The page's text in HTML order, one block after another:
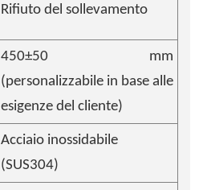
Rifiuto del sollevamento
450±50 mm
(personalizzabile in base alle
esigenze del cliente)
Acciaio inossidabile
(SUS304)